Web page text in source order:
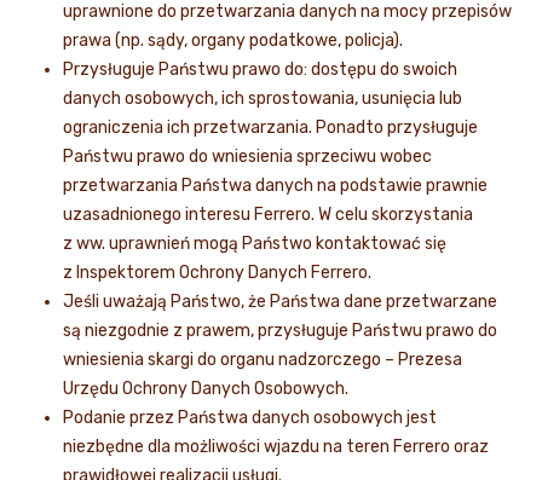
uprawnione do przetwarzania danych na mocy przepisów
prawa (np. sądy, organy podatkowe, policja).
Przysługuje Państwu prawo do: dostępu do swoich
danych osobowych, ich sprostowania, usunięcia lub
ograniczenia ich przetwarzania. Ponadto przysługuje
Państwu prawo do wniesienia sprzeciwu wobec
przetwarzania Państwa danych na podstawie prawnie
uzasadnionego interesu Ferrero. W celu skorzystania
z ww. uprawnień mogą Państwo kontaktować się
z Inspektorem Ochrony Danych Ferrero.
Jeśli uważają Państwo, że Państwa dane przetwarzane
są niezgodnie z prawem, przysługuje Państwu prawo do
wniesienia skargi do organu nadzorczego – Prezesa
Urzędu Ochrony Danych Osobowych.
Podanie przez Państwa danych osobowych jest
niezbędne dla możliwości wjazdu na teren Ferrero oraz
prawidłowej realizacji usługi.